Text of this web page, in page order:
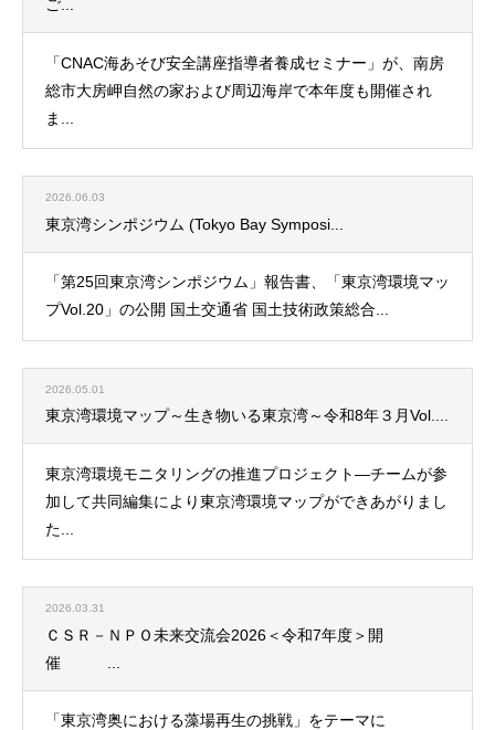
ご...
「CNAC海あそび安全講座指導者養成セミナー」が、南房
総市大房岬自然の家および周辺海岸で本年度も開催され
ま...
2026.06.03
東京湾シンポジウム (Tokyo Bay Symposi...
「第25回東京湾シンポジウム」報告書、「東京湾環境マッ
プVol.20」の公開 国土交通省 国土技術政策総合...
2026.05.01
東京湾環境マップ～生き物いる東京湾～令和8年３月Vol....
東京湾環境モニタリングの推進プロジェクト―チームが参
加して共同編集により東京湾環境マップができあがりまし
た...
2026.03.31
ＣＳＲ－ＮＰＯ未来交流会2026＜令和7年度＞開
催 ...
「東京湾奥における藻場再生の挑戦」をテーマに